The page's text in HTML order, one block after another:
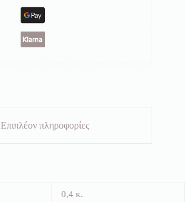
Επιπλέον πληροφορίες
0,4 κ.